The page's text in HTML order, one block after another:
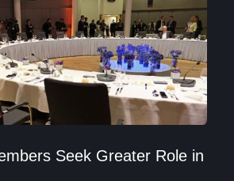
Seek Greater Role in